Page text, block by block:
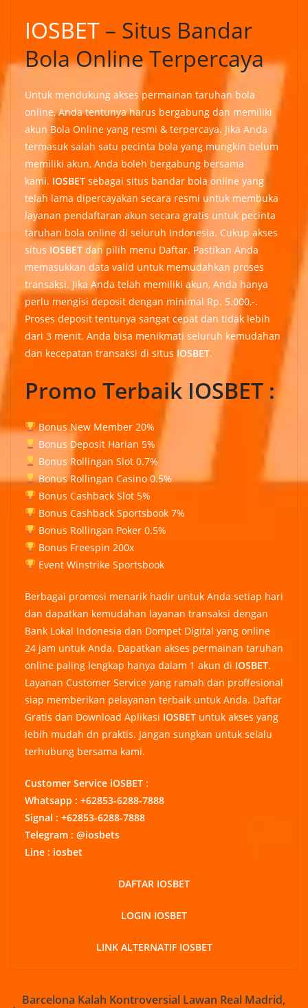
IOSBET – Situs Bandar
Bola Online Terpercaya
Untuk mendukung akses permainan taruhan bola
online, Anda tentunya harus bergabung dan memiliki
akun Bola Online yang resmi & terpercaya. Jika Anda
termasuk salah satu pecinta bola yang mungkin belum
memiliki akun, Anda boleh bergabung bersama
kami. IOSBET sebagai situs bandar bola online yang
telah lama dipercayakan secara resmi untuk membuka
layanan pendaftaran akun secara gratis untuk pecinta
taruhan bola online di seluruh Indonesia. Cukup akses
situs IOSBET dan pilih menu Daftar. Pastikan Anda
memasukkan data valid untuk memudahkan proses
transaksi. Jika Anda telah memiliki akun, Anda hanya
perlu mengisi deposit dengan minimal Rp. 5.000,-.
Proses deposit tentunya sangat cepat dan tidak lebih
dari 3 menit. Anda bisa menikmati seluruh kemudahan
dan kecepatan transaksi di situs IOSBET.
Promo Terbaik IOSBET :
Bonus New Member 20%
Bonus Deposit Harian 5%
Bonus Rollingan Slot 0.7%
Bonus Rollingan Casino 0.5%
Bonus Cashback Slot 5%
Bonus Cashback Sportsbook 7%
Bonus Rollingan Poker 0.5%
Bonus Freespin 200x
Event Winstrike Sportsbook
Berbagai promosi menarik hadir untuk Anda setiap hari
dan dapatkan kemudahan layanan transaksi dengan
Bank Lokal Indonesia dan Dompet Digital yang online
24 jam untuk Anda. Dapatkan akses permainan taruhan
online paling lengkap hanya dalam 1 akun di IOSBET.
Layanan Customer Service yang ramah dan proffesional
siap memberikan pelayanan terbaik untuk Anda. Daftar
Gratis dan Download Aplikasi IOSBET untuk akses yang
lebih mudah dn praktis. Jangan sungkan untuk selalu
terhubung bersama kami.
Customer Service iOSBET :
Whatsapp : +62853-6288-7888
Signal : +62853-6288-7888
Telegram : @iosbets
Line : iosbet
DAFTAR IOSBET
LOGIN IOSBET
LINK ALTERNATIF IOSBET
Barcelona Kalah Kontroversial Lawan Real Madrid,